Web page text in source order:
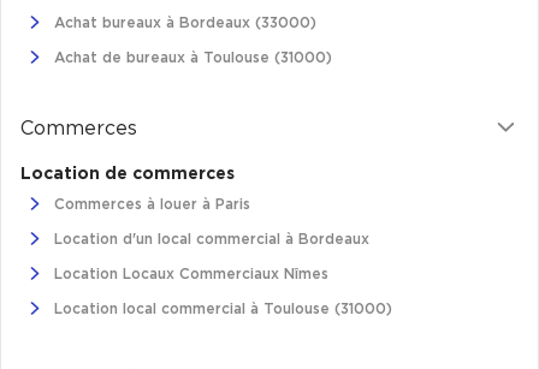
Achat bureaux à Bordeaux (33000)
Achat de bureaux à Toulouse (31000)
Commerces
Location de commerces
Commerces à louer à Paris
Location d'un local commercial à Bordeaux
Location Locaux Commerciaux Nîmes
Location local commercial à Toulouse (31000)